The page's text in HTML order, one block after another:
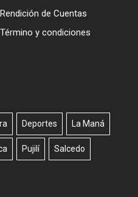
Rendición de Cuentas
Término y condiciones
Deportes La Maná
Pujilí Salcedo